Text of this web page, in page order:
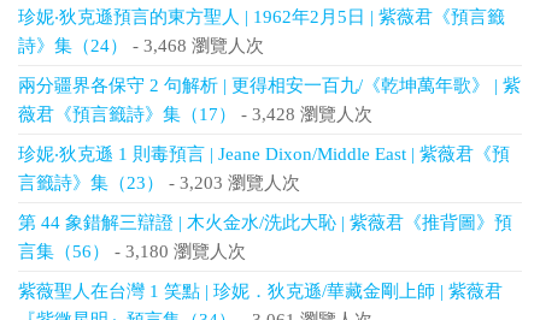
珍妮‧狄克遜預言的東方聖人 | 1962年2月5日 | 紫薇君《預言籤
詩》集（24）
- 3,468 瀏覽人次
兩分疆界各保守 2 句解析 | 更得相安一百九/《乾坤萬年歌》 | 紫
薇君《預言籤詩》集（17）
- 3,428 瀏覽人次
珍妮‧狄克遜 1 則毒預言 | Jeane Dixon/Middle East | 紫薇君《預
言籤詩》集（23）
- 3,203 瀏覽人次
第 44 象錯解三辯證 | 木火金水/洗此大恥 | 紫薇君《推背圖》預
言集（56）
- 3,180 瀏覽人次
紫薇聖人在台灣 1 笑點 | 珍妮．狄克遜/華藏金剛上師 | 紫薇君